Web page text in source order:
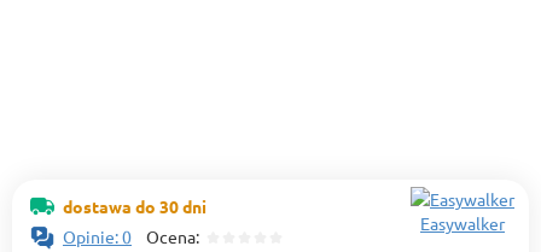
dostawa do 30 dni
Opinie: 0 Ocena:
Easywalker